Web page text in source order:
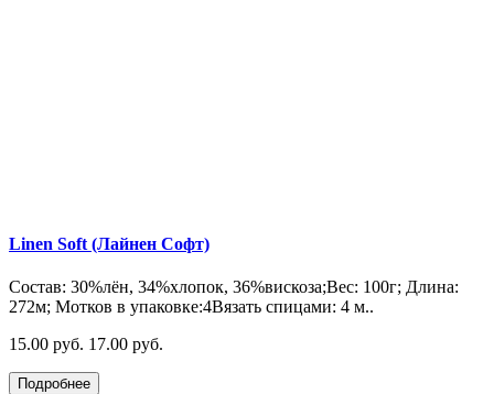
Linen Soft (Лайнен Софт)
Состав: 30%лён, 34%хлопок, 36%вискоза;Вес: 100г; Длина:
272м; Мотков в упаковке:4Вязать спицами: 4 м..
15.00 руб. 17.00 руб.
Подробнее